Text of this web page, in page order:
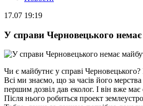
17.07 19:19
У справи Черновецького
Чи є майбутнє у справі
Всі ми знаємо, що за часів його
першим дозвіл дав еколог. І він вже має
Після нього робиться проект